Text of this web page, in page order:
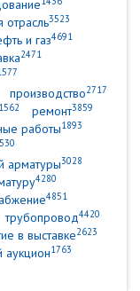
отрасль3523
и газ4691
2471
производство2717
1562 ремонт3859
работы1893
арматуры3028
4280
4851
трубопровод4420
в выставке2623
аукцион1763